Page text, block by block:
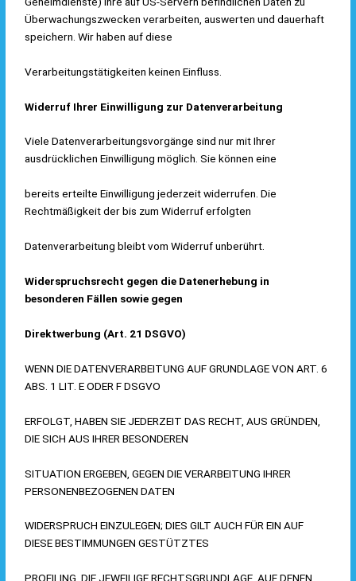
Überwachungszwecken verarbeiten, auswerten und dauerhaft
speichern. Wir haben auf diese
Verarbeitungstätigkeiten keinen Einfluss.
Widerruf Ihrer Einwilligung zur Datenverarbeitung
Viele Datenverarbeitungsvorgänge sind nur mit Ihrer
ausdrücklichen Einwilligung möglich. Sie können eine
bereits erteilte Einwilligung jederzeit widerrufen. Die
Rechtmäßigkeit der bis zum Widerruf erfolgten
Datenverarbeitung bleibt vom Widerruf unberührt.
Widerspruchsrecht gegen die Datenerhebung in
besonderen Fällen sowie gegen
Direktwerbung (Art. 21 DSGVO)
WENN DIE DATENVERARBEITUNG AUF GRUNDLAGE VON ART. 6
ABS. 1 LIT. E ODER F DSGVO
ERFOLGT, HABEN SIE JEDERZEIT DAS RECHT, AUS GRÜNDEN,
DIE SICH AUS IHRER BESONDEREN
SITUATION ERGEBEN, GEGEN DIE VERARBEITUNG IHRER
PERSONENBEZOGENEN DATEN
WIDERSPRUCH EINZULEGEN; DIES GILT AUCH FÜR EIN AUF
DIESE BESTIMMUNGEN GESTÜTZTES
PROFILING. DIE JEWEILIGE RECHTSGRUNDLAGE, AUF DENEN